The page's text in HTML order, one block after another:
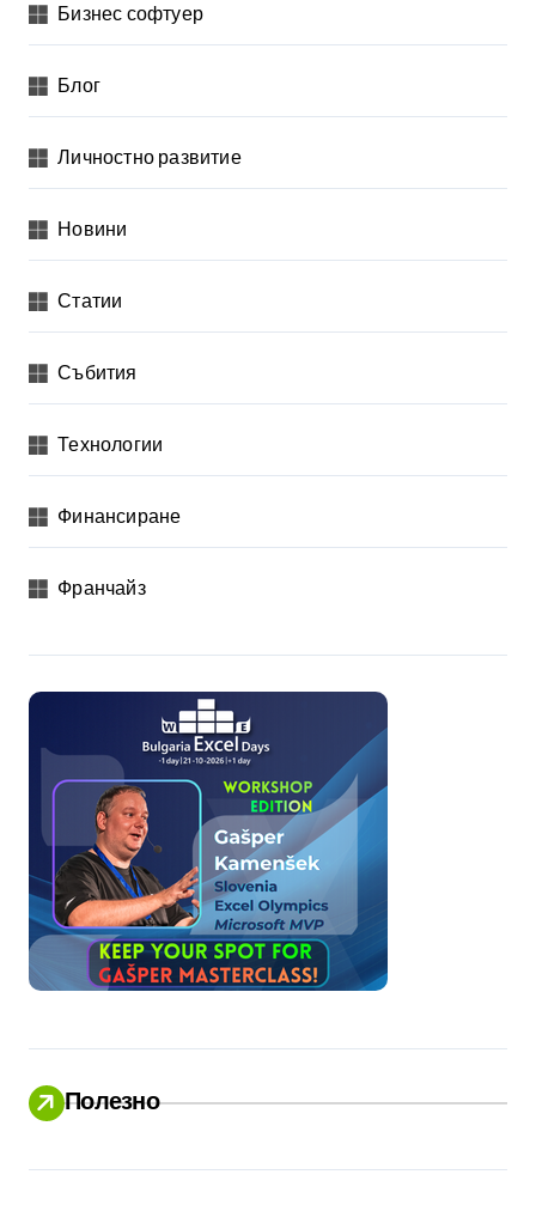
Бизнес софтуер
Блог
Личностно развитие
Новини
Статии
Събития
Технологии
Финансиране
Франчайз
Полезно